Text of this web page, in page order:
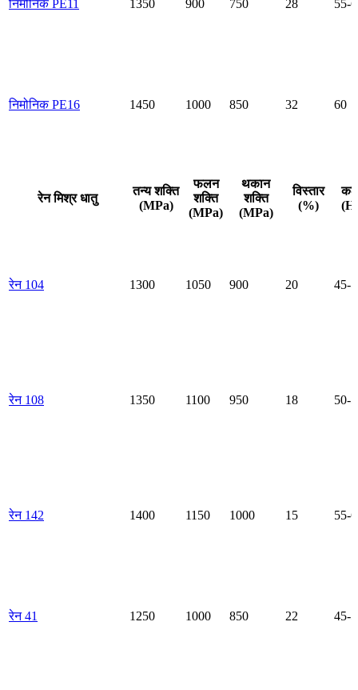
निमोनिक PE11 1350 900 750 28 55-
निमोनिक PE16 1450 1000 850 32 60
रेन मिश्र धातु
तन्य शक्ति
(MPa)
फलन
शक्ति
(MPa)
थकान
शक्ति
(MPa)
विस्तार
(%)
रेन 104 1300 1050 900 20 45-
रेन 108 1350 1100 950 18 50-
रेन 142 1400 1150 1000 15 55-
रेन 41 1250 1000 850 22 45-